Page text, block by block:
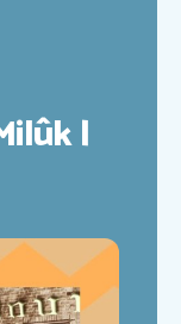
|